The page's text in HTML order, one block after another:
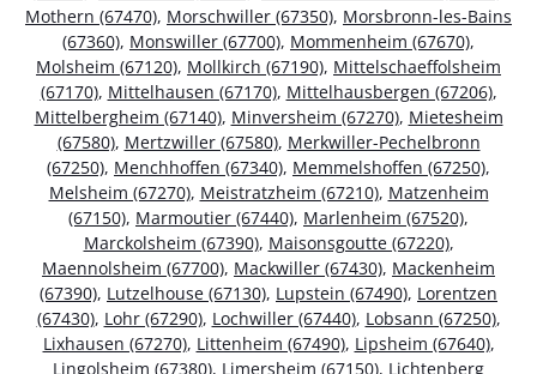
Mothern (67470), Morschwiller (67350), Morsbronn-les-Bains
(67360), Monswiller (67700), Mommenheim (67670),
Molsheim (67120), Mollkirch (67190), Mittelschaeffolsheim
(67170), Mittelhausen (67170), Mittelhausbergen (67206),
Mittelbergheim (67140), Minversheim (67270), Mietesheim
(67580), Mertzwiller (67580), Merkwiller-Pechelbronn
(67250), Menchhoffen (67340), Memmelshoffen (67250),
Melsheim (67270), Meistratzheim (67210), Matzenheim
(67150), Marmoutier (67440), Marlenheim (67520),
Marckolsheim (67390), Maisonsgoutte (67220),
Maennolsheim (67700), Mackwiller (67430), Mackenheim
(67390), Lutzelhouse (67130), Lupstein (67490), Lorentzen
(67430), Lohr (67290), Lochwiller (67440), Lobsann (67250),
Lixhausen (67270), Littenheim (67490), Lipsheim (67640),
Lingolsheim (67380), Limersheim (67150), Lichtenberg